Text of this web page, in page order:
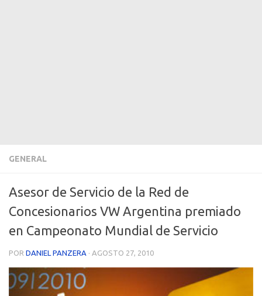
GENERAL
Asesor de Servicio de la Red de
Concesionarios VW Argentina premiado
en Campeonato Mundial de Servicio
POR DANIEL PANZERA · AGOSTO 27, 2010